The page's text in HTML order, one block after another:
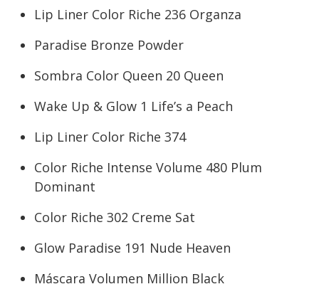
Lip Liner Color Riche 236 Organza
Paradise Bronze Powder
Sombra Color Queen 20 Queen
Wake Up & Glow 1 Life’s a Peach
Lip Liner Color Riche 374
Color Riche Intense Volume 480 Plum
Dominant
Color Riche 302 Creme Sat
Glow Paradise 191 Nude Heaven
Máscara Volumen Million Black